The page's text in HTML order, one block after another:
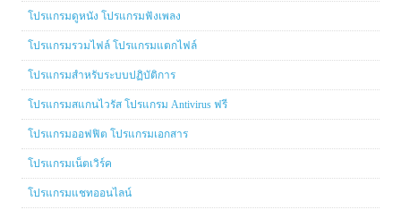
โปรแกรมดูหนัง โปรแกรมฟังเพลง
โปรแกรมรวมไฟล์ โปรแกรมแตกไฟล์
โปรแกรมสำหรับระบบปฏิบัติการ
โปรแกรมสแกนไวรัส โปรแกรม Antivirus ฟรี
โปรแกรมออฟฟิต โปรแกรมเอกสาร
โปรแกรมเน็ตเวิร์ค
โปรแกรมแชทออนไลน์